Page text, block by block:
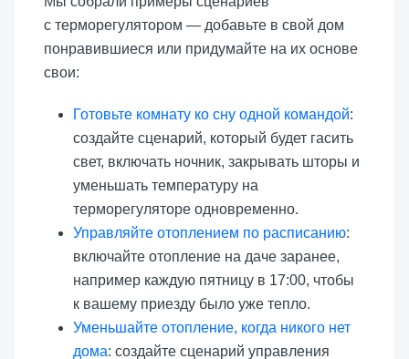
с терморегулятором — добавьте в свой дом
понравившиеся или придумайте на их основе
свои:
Готовьте комнату ко сну одной командой:
создайте сценарий, который будет гасить
свет, включать ночник, закрывать шторы и
уменьшать температуру на
терморегуляторе одновременно.
Управляйте отоплением по расписанию:
включайте отопление на даче заранее,
например каждую пятницу в 17:00, чтобы
к вашему приезду было уже тепло.
Уменьшайте отопление, когда никого нет
дома: создайте сценарий управления